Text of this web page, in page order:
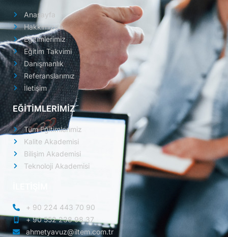
Anasayfa
Hakkımızda
Eğitimlerimiz
Eğitim Takvimi
Danışmanlık
Referanslarımız
İletişim
EĞİTİMLERİMİZ
Tüm Eğitimlerimiz
Kalite Akademisi
Bilişim Akademisi
Teknoloji Akademisi
+ 90 224 443 70 90
+ 90 552 238 98 37
ahmetyavuz@iltem.com.tr